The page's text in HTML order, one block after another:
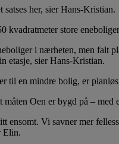
satses her, sier Hans-Kristian.
kvadratmeter store
i nærheten, men falt
etasje, sier Hans-Kristian.
til en mindre bolig, er
måten Oen er bygd på –
ensomt. Vi savner mer
Elin.